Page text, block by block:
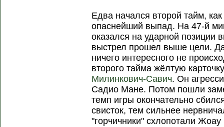
Едва начался второй тайм,
опаснейший выпад. На 47-й
оказался на ударной
выстрел прошел выше цели.
ничего интересного не
второго тайма жёлтую
Милинкович-Савич. Он
Садио Мане. Потом пошли
темп игры окончательно
свисток, тем сильнее
"горчичники" схлопотали